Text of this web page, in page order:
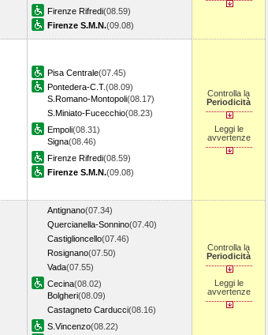
Firenze Rifredi(08.59)
Firenze S.M.N.(09.08)
Pisa Centrale(07.45)
Pontedera-C.T.(08.09)
S.Romano-Montopoli(08.17)
S.Miniato-Fucecchio(08.23)
Empoli(08.31)
Signa(08.46)
Firenze Rifredi(08.59)
Firenze S.M.N.(09.08)
Controlla la
Periodicità
Leggi le
avvertenze
Antignano(07.34)
Quercianella-Sonnino(07.40)
Castiglioncello(07.46)
Rosignano(07.50)
Vada(07.55)
Cecina(08.02)
Bolgheri(08.09)
Castagneto Carducci(08.16)
S.Vincenzo(08.22)
Controlla la
Periodicità
Leggi le
avvertenze